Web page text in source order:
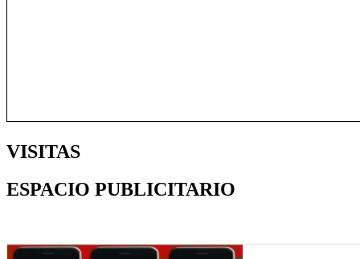
VISITAS
ESPACIO PUBLICITARIO